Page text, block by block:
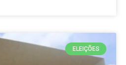
ELEIÇÕES